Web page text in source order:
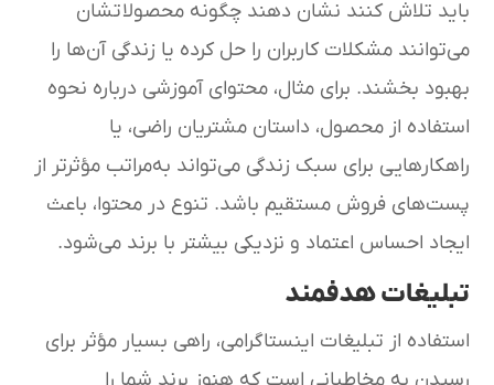
باید تلاش کنند نشان دهند چگونه محصولاتشان
می‌توانند مشکلات کاربران را حل کرده یا زندگی آن‌ها را
بهبود بخشند. برای مثال، محتوای آموزشی درباره نحوه
استفاده از محصول، داستان مشتریان راضی، یا
راهکارهایی برای سبک زندگی می‌تواند به‌مراتب مؤثرتر از
پست‌های فروش مستقیم باشد. تنوع در محتوا، باعث
ایجاد احساس اعتماد و نزدیکی بیشتر با برند می‌شود.
تبلیغات هدفمند
استفاده از تبلیغات اینستاگرامی، راهی بسیار مؤثر برای